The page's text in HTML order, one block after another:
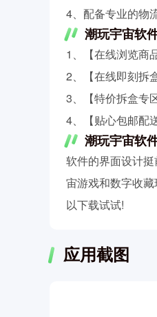
4、配备专业的物
潮玩宇宙软
1、【在线浏览商
2、【在线即刻拆
3、【特价拆盒专
4、【贴心包邮配
潮玩宇宙软
软件的界面设计
宙游戏和数字收
以下载试试!
应用截图